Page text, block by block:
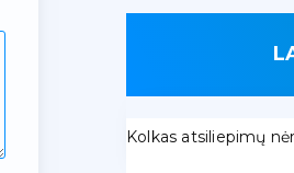
Kolkas atsiliepimų